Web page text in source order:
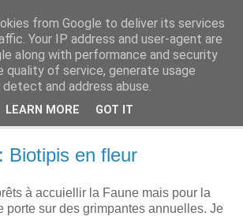
Confins
Biotipis en fleur
à accuiellir la Faune mais pour la
porte sur des grimpantes annuelles. Je
from Google to deliver its services
Your IP address and user-agent are
along with performance and security
quality of service, generate usage
and address abuse.
LEARN MORE GOT IT